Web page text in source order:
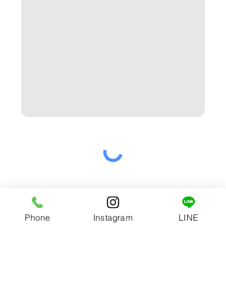
送信する
Phone Instagram LINE